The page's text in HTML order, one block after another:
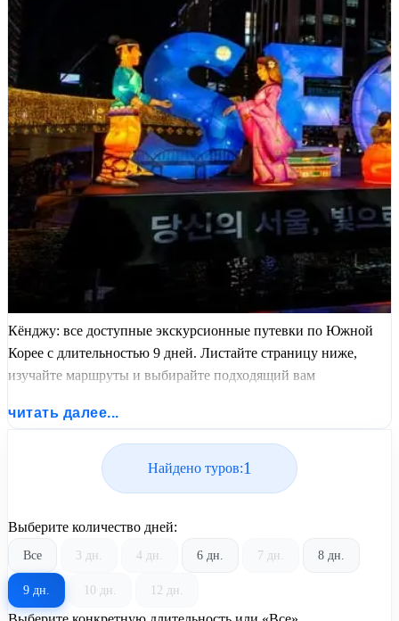
Кёнджу: все доступные экскурсионные путевки по Южной
Корее с длительностью 9 дней. Листайте страницу ниже,
изучайте маршруты и выбирайте подходящий вам
United Travel Systems.
читать далее...
Найдено туров:1
Выберите количество дней:
Все 3 дн. 4 дн. 6 дн. 7 дн. 8 дн.
9 дн. 10 дн. 12 дн.